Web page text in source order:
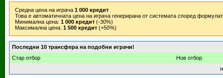
Средна цена на играча 1 000 кредит
Това е автоматичната цена на играча генерирана от системата според
Минимална цена: 1 000 кредит (-30%)
Максимална цена: 1 500 кредит (+50%)
Последни 10 трансфера на подобни играчи!
Стар отбор
Нов отбор